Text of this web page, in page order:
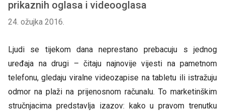
prikaznih oglasa i videooglasa
24. ožujka 2016.
Ljudi se tijekom dana neprestano prebacuju s jednog
uređaja na drugi – čitaju najnovije vijesti na pametnom
telefonu, gledaju viralne videozapise na tabletu ili istražuju
odmor na plaži na prijenosnom računalu. To marketinškim
stručnjacima predstavlja izazov: kako u pravom trenutku